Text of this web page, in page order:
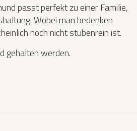
passt perfekt zu einer Familie,
Wobei man bedenken
noch nicht stubenrein ist.
gehalten werden.